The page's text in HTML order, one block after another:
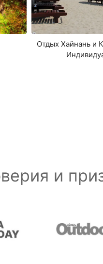
Отдых Хайнань и
и